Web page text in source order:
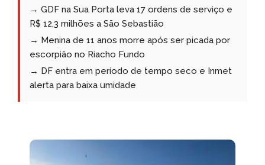
→ GDF na Sua Porta leva 17 ordens de serviço e
R$ 12,3 milhões a São Sebastião
→ Menina de 11 anos morre após ser picada por
escorpião no Riacho Fundo
→ DF entra em período de tempo seco e Inmet
alerta para baixa umidade